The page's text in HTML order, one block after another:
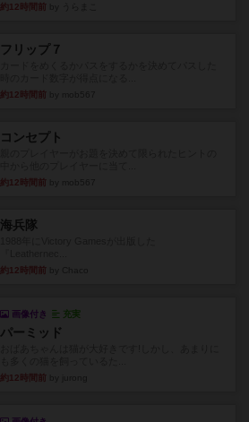
約12時間前
フリップ７
約12時間前
コンセプト
約12時間前
海兵隊
約12時間前
画像付き 充実
パーミッド
約12時間前